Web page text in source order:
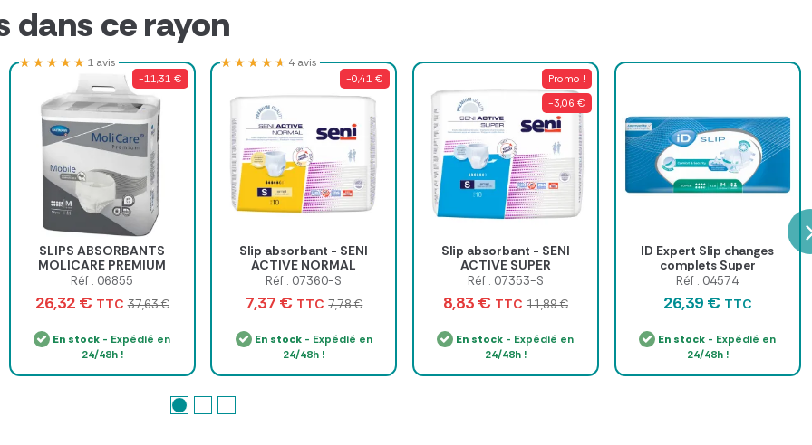
ce rayon
-11,31 €
SLIPS ABSORBANTS
MOLICARE PREMIUM
MOBILE 10 GOUTTES
HARTMANN - paquet de 14
Réf : 06855
★★★★★
★★★★★ 1 avis
26,32 € TTC 37,63 €
En stock - Expédié en
24/48h !
-0,41 €
Slip absorbant - SENI
ACTIVE NORMAL
Réf : 07360-S
★★★★★
★★★★★ 4 avis
7,37 € TTC 7,78 €
En stock- Expédié en
24/48h !
Promo !
-3,06 €
Slip absorbant - SENI
ACTIVE SUPER
Réf : 07353-S
8,83 € TTC 11,89 €
En stock - Expédié en
24/48h !
ID Expert Slip changes
complets Super
Réf : 04574
26,39 € TTC
En stock - Expédié en
24/48h !